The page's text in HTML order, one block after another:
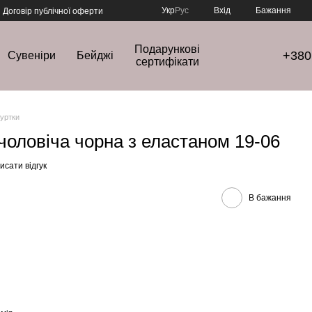
Договір публічної оферти
УкрРус Вхід Бажання
Сувеніри Бейджі
Подарункові
сертифікати
чоловіча чорна з еластаном 19-06
відгук
В бажання